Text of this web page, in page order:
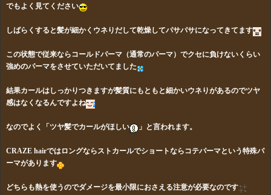
でもよく見てください
しばらくすると髪が細かくウネりだして乾燥してパサパサになってきてます
この状態で従来ならコールドパーマ（通常のパーマ）でクセに負けないくらい
強めのパーマをさせていただいてました
結果カールはしっかりつきますが髪質にもともと細かいウネりがあるのでツヤ
感はなくなるんですよね
なのでよく「ツヤ髪でカールがほしい 」と言われます。
CRAZE hairではロングならストカールでショートならコテパーマという特殊パ
ーマがあります
どちらも熱を使うのでダメージを最小限におさえる注意が必要なのです